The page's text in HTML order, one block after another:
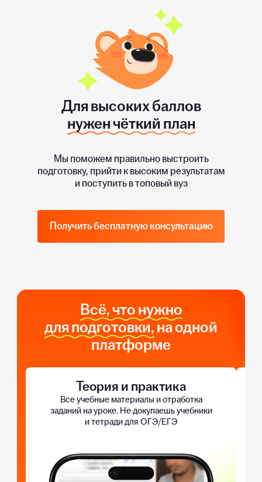
Для высоких баллов
нужен чёткий план
Мы поможем правильно выстроить
подготовку, прийти к высоким результатам
и поступить в топовый вуз
Получить бесплатную консультацию
Теория и практика
Все учебные материалы и отработка
заданий на уроке. Не докупаешь учебники
и тетради для ОГЭ/ЕГЭ
Всё, что нужно
для подготовки,на одной
платформе